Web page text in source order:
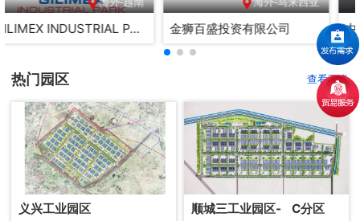
海外-越南 海外-马来西亚
金狮百盛投资有限公司
热门园区 查看更多
义兴工业园区 顺城三工业园区- C分区